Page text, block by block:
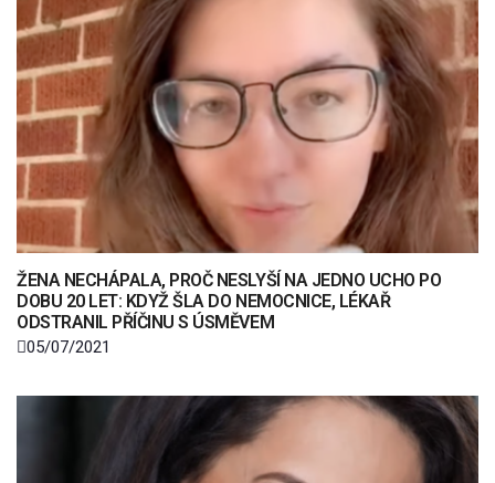
ŽENA NECHÁPALA, PROČ NESLYŠÍ NA JEDNO UCHO PO
DOBU 20 LET: KDYŽ ŠLA DO NEMOCNICE, LÉKAŘ
ODSTRANIL PŘÍČINU S ÚSMĚVEM
05/07/2021